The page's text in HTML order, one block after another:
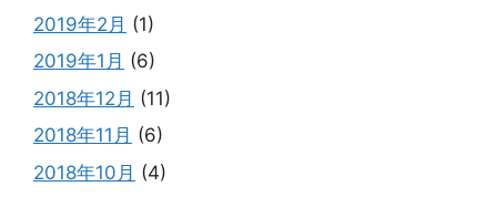
2019年2月 (1)
2019年1月 (6)
2018年12月 (11)
2018年11月 (6)
2018年10月 (4)